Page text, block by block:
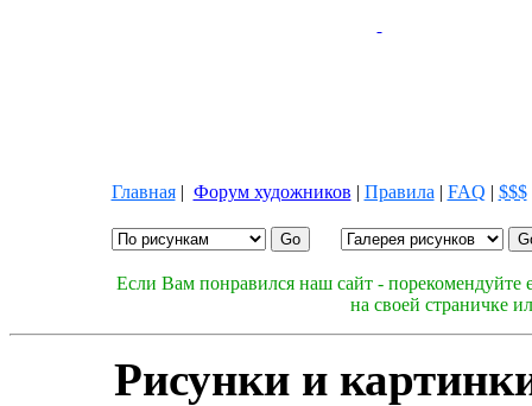
Главная| Форум художников | Правила | FAQ | $$$
Если Вам понравился наш сайт - порекомендуйте
на своей страничке
Рисунки и